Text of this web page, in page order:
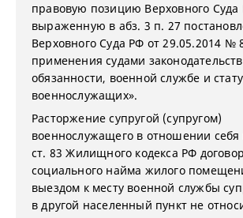
правовую позицию Верховного Суда
выраженную в абз. 3 п. 27
Верховного Суда РФ от 29.05.2014 №
применения судами
обязанности, военной службе и
военнослужащих».
Расторжение супругой (супругом)
военнослужащего в отношении себя
ст. 83 Жилищного кодекса РФ
социального найма жилого
выездом к месту военной службы
в другой населенный пункт не